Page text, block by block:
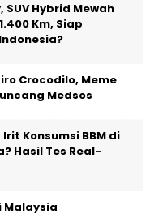
SUV Hybrid Mewah
Km, Siap
Crocodilo, Meme
Medsos
Konsumsi BBM di
Hasil Tes Real-
Malaysia